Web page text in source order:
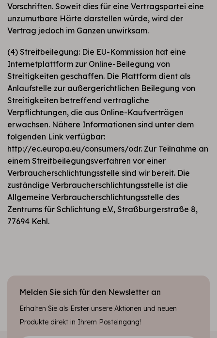
Vorschriften. Soweit dies für eine Vertragspartei eine
unzumutbare Härte darstellen würde, wird der
Vertrag jedoch im Ganzen unwirksam.
(4) Streitbeilegung: Die EU-Kommission hat eine
Internetplattform zur Online-Beilegung von
Streitigkeiten geschaffen. Die Plattform dient als
Anlaufstelle zur außergerichtlichen Beilegung von
Streitigkeiten betreffend vertragliche
Verpflichtungen, die aus Online-Kaufverträgen
erwachsen. Nähere Informationen sind unter dem
folgenden Link verfügbar:
http://ec.europa.eu/consumers/odr. Zur Teilnahme an
einem Streitbeilegungsverfahren vor einer
Verbraucherschlichtungsstelle sind wir bereit. Die
zuständige Verbraucherschlichtungsstelle ist die
Allgemeine Verbraucherschlichtungsstelle des
Zentrums für Schlichtung e.V., Straßburgerstraße 8,
77694 Kehl.
Melden Sie sich für den Newsletter an
Erhalten Sie als Erster unsere Aktionen und neuen
Produkte direkt in Ihrem Posteingang!